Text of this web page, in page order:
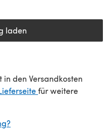
ladensich in einem neuen
den Versandkosten
(öffnet sich in
für weitere